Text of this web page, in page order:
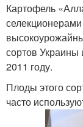
Картофель
сортов
2011 году.
Плоды этого
часто